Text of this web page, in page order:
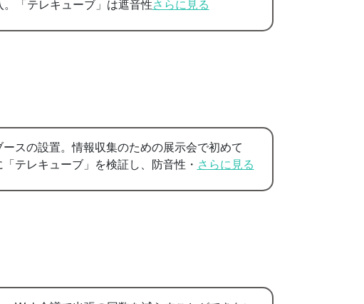
「テレキューブ」は遮音性さらに見る
スの設置。情報収集のための展示会で初めて
テレキューブ」を検証し、防音性・ さらに見る